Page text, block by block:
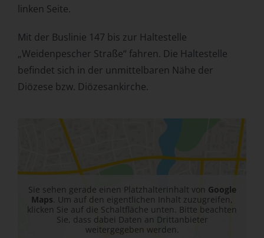
linken Seite.
Mit der Buslinie 147 bis zur Haltestelle
„Weidenpescher Straße“ fahren. Die Haltestelle
befindet sich in der unmittelbaren Nähe der
Diözese bzw. Diözesankirche.
Sie sehen gerade einen Platzhalterinhalt von Google
Maps. Um auf den eigentlichen Inhalt zuzugreifen,
klicken Sie auf die Schaltfläche unten. Bitte beachten
Sie, dass dabei Daten an Drittanbieter
weitergegeben werden.